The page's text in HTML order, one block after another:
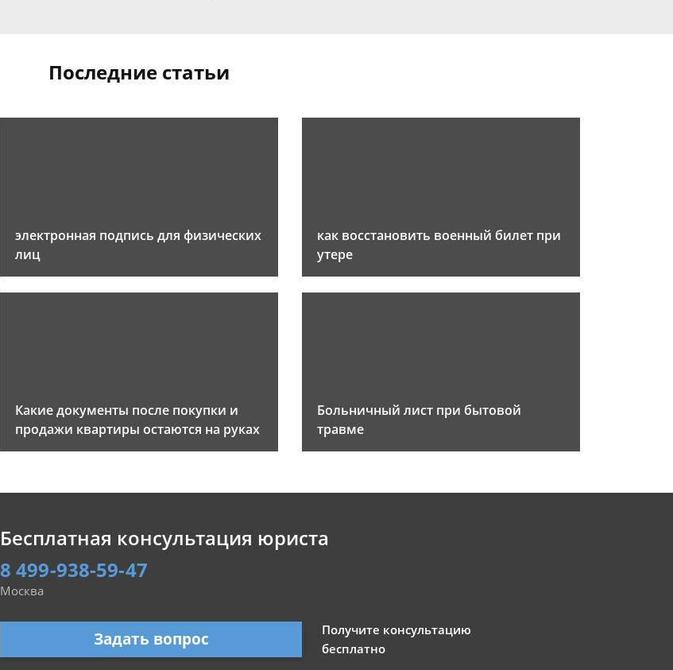
Последние статьи
электронная подпись для физических
лиц
как восстановить военный билет при
утере
Какие документы после покупки и
продажи квартиры остаются на руках
Больничный лист при бытовой
травме
Бесплатная консультация юриста
8 499-938-59-47
Москва
Задать вопрос
Получите консультацию
бесплатно